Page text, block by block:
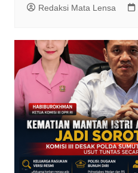
Redaksi Mata Lensa